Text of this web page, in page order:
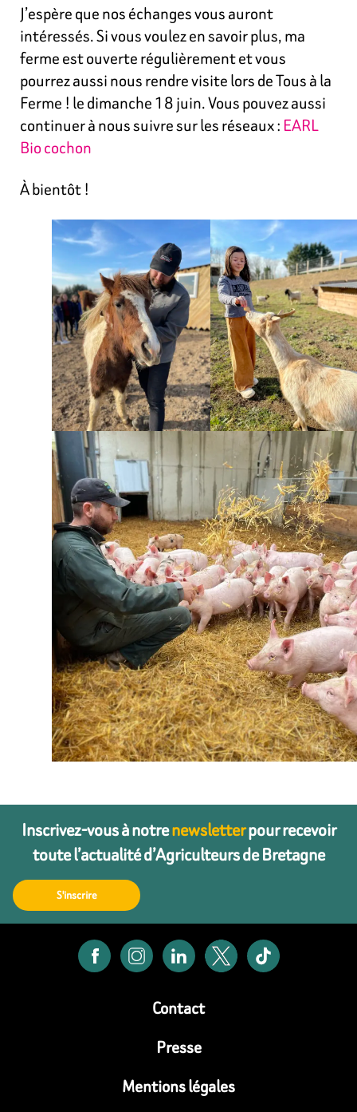
J’espère que nos échanges vous auront
intéressés. Si vous voulez en savoir plus, ma
ferme est ouverte régulièrement et vous
pourrez aussi nous rendre visite lors de Tous à la
Ferme ! le dimanche 18 juin. Vous pouvez aussi
continuer à nous suivre sur les réseaux : EARL
Bio cochon
À bientôt !
Inscrivez-vous à notrenewsletterpour recevoir
toute l’actualité d’Agriculteurs de Bretagne
S'inscrire
Contact
Presse
Mentions légales